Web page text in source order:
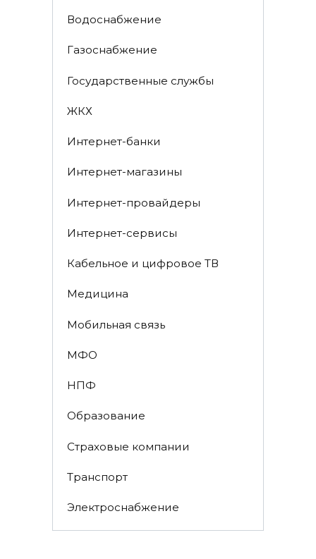
Водоснабжение
Газоснабжение
Государственные службы
ЖКХ
Интернет-банки
Интернет-магазины
Интернет-провайдеры
Интернет-сервисы
Кабельное и цифровое ТВ
Медицина
Мобильная связь
МФО
НПФ
Образование
Страховые компании
Транспорт
Электроснабжение